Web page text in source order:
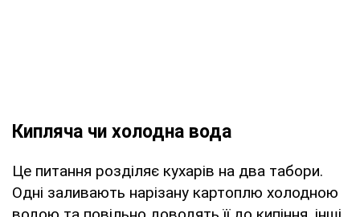
Кипляча чи холодна вода
Це питання розділяє кухарів на два табори.
Одні заливають нарізану картоплю холодною